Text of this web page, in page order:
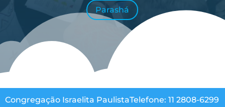
Parashá
Congregação Israelita PaulistaTelefone: 11 2808-6299